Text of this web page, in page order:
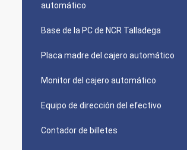
automático
Base de la PC de NCR Talladega
Placa madre del cajero automático
Monitor del cajero automático
Equipo de dirección del efectivo
Contador de billetes